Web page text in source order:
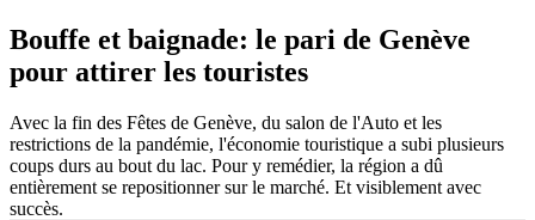
Bouffe et baignade: le pari de Genève
pour attirer les touristes
Avec la fin des Fêtes de Genève, du salon de l'Auto et les
restrictions de la pandémie, l'économie touristique a subi plusieurs
coups durs au bout du lac. Pour y remédier, la région a dû
entièrement se repositionner sur le marché. Et visiblement avec
succès.